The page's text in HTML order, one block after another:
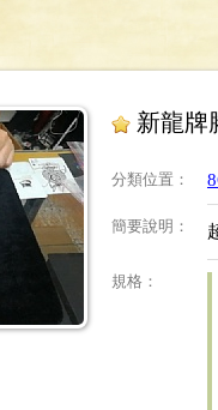
新龍牌
分類位置 ：
簡要說明 ：
規格 ：